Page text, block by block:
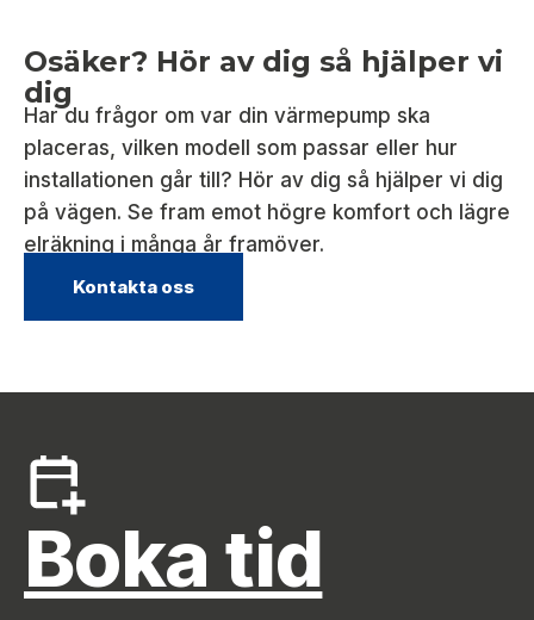
Osäker? Hör av dig så hjälper vi
dig
Har du frågor om var din värmepump ska
placeras, vilken modell som passar eller hur
installationen går till? Hör av dig så hjälper vi dig
på vägen. Se fram emot högre komfort och lägre
elräkning i många år framöver.
Kontakta oss
Boka tid